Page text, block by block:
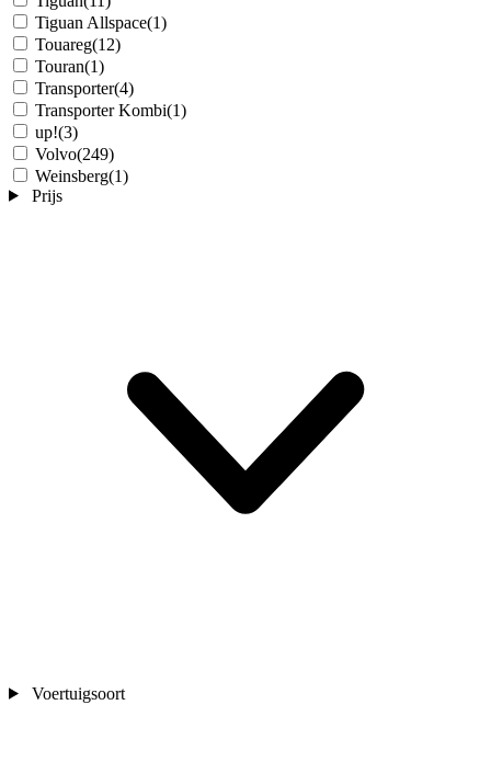
Tiguan Allspace(1)
Touareg(12)
Touran(1)
Transporter(4)
Transporter Kombi(1)
up!(3)
Volvo(249)
Weinsberg(1)
Prijs
Voertuigsoort